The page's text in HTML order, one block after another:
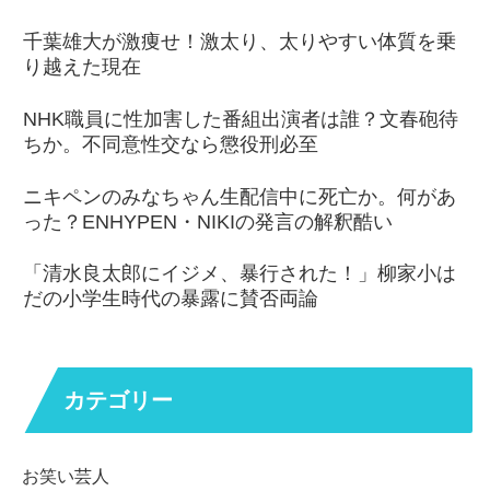
千葉雄大が激痩せ！激太り、太りやすい体質を乗
り越えた現在
NHK職員に性加害した番組出演者は誰？文春砲待
ちか。不同意性交なら懲役刑必至
ニキペンのみなちゃん生配信中に死亡か。何があ
った？ENHYPEN・NIKIの発言の解釈酷い
「清水良太郎にイジメ、暴行された！」柳家小は
だの小学生時代の暴露に賛否両論
カテゴリー
お笑い芸人